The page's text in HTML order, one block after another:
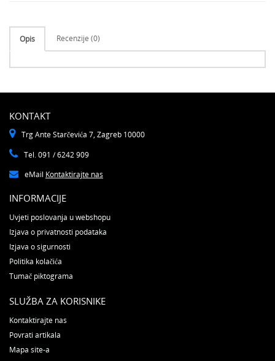
Opis Recenzije (0)
KONTAKT
Trg Ante Starčevića 7, Zagreb 10000
Tel. 091 / 6242 909
eMail Kontaktirajte nas
INFORMACIJE
Uvjeti poslovanja u webshopu
Izjava o privatnosti podataka
Izjava o sigurnosti
Politika kolačića
Tumač piktograma
SLUŽBA ZA KORISNIKE
Kontaktirajte nas
Povrati artikala
Mapa site-a